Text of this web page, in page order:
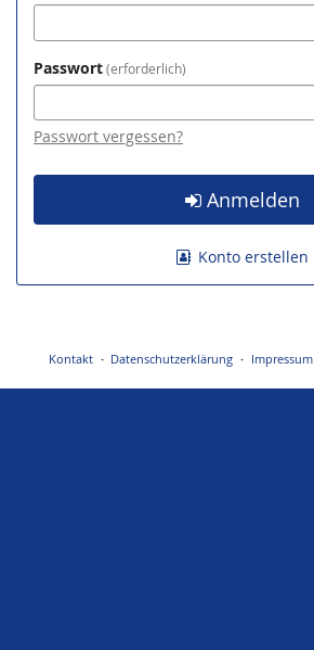
Passwort erforderlich
Passwort vergessen?
Anmelden
Konto erstellen
Kontakt Datenschutzerklärung Impressum